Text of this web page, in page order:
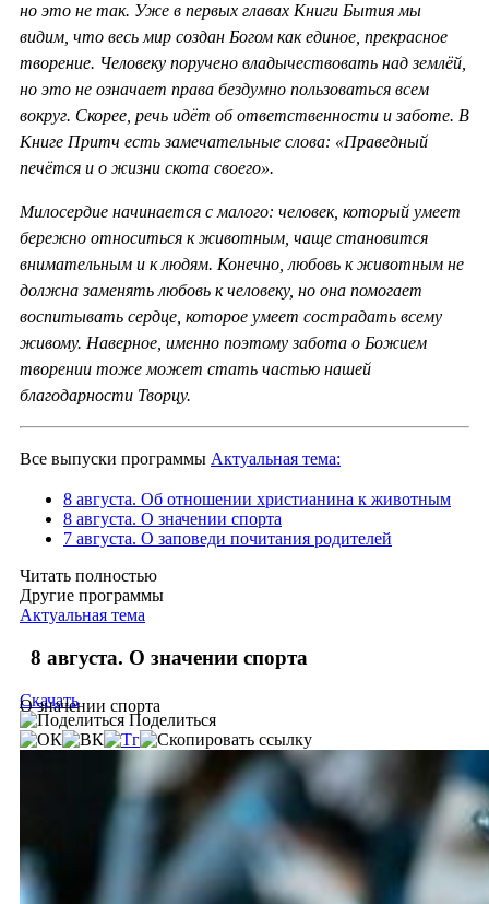
но это не так. Уже в первых главах Книги Бытия мы
видим, что весь мир создан Богом как единое, прекрасное
творение. Человеку поручено владычествовать над землёй,
но это не означает права бездумно пользоваться всем
вокруг. Скорее, речь идёт об ответственности и заботе. В
Книге Притч есть замечательные слова: «Праведный
печётся и о жизни скота своего».
Милосердие начинается с малого: человек, который умеет
бережно относиться к животным, чаще становится
внимательным и к людям. Конечно, любовь к животным не
должна заменять любовь к человеку, но она помогает
воспитывать сердце, которое умеет сострадать всему
живому. Наверное, именно поэтому забота о Божием
творении тоже может стать частью нашей
благодарности Творцу.
Все выпуски программы Актуальная тема:
8 августа. Об отношении христианина к животным
8 августа. О значении спорта
7 августа. О заповеди почитания родителей
Читать полностью
Другие программы
Актуальная тема
8 августа. О значении спорта
О значении спорта
Скачать
Поделиться